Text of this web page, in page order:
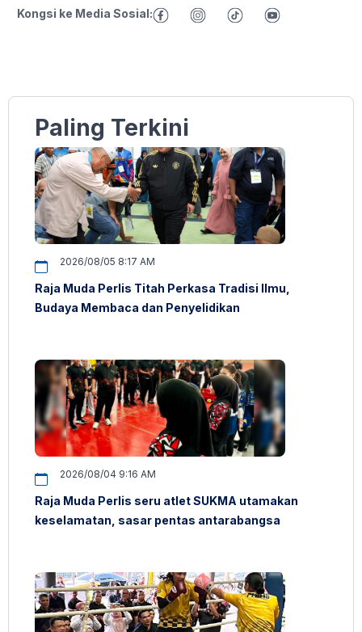
Kongsi ke Media Sosial:
Paling Terkini
2026/08/05 8:17 AM
Raja Muda Perlis Titah Perkasa Tradisi Ilmu,
Budaya Membaca dan Penyelidikan
2026/08/04 9:16 AM
Raja Muda Perlis seru atlet SUKMA utamakan
keselamatan, sasar pentas antarabangsa